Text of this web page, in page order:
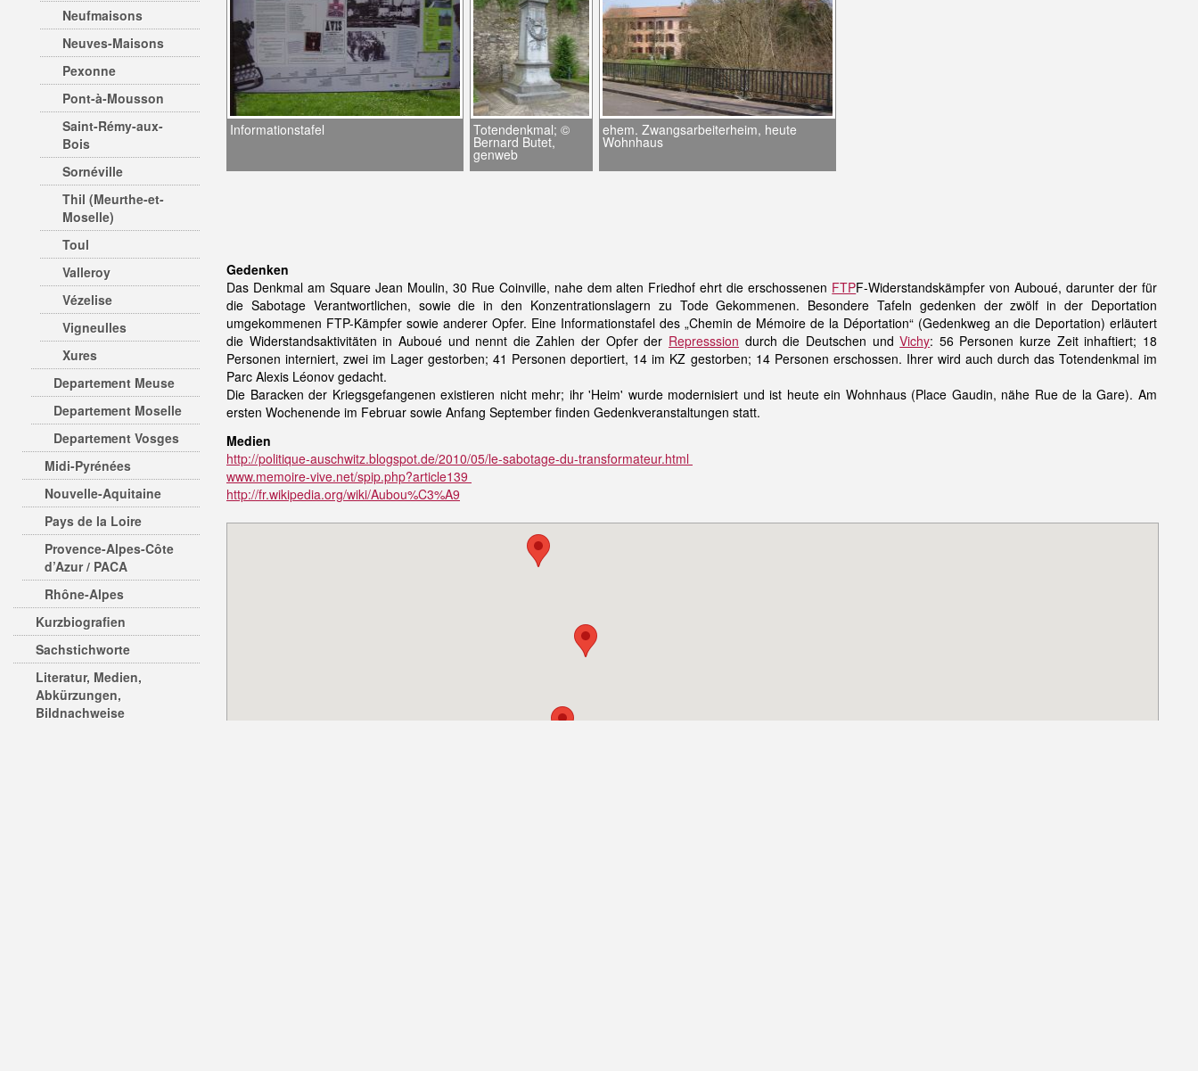
Neufmaisons
Neuves-Maisons
Pexonne
Pont-à-Mousson
Saint-Rémy-aux-
Bois
Sornéville
Thil (Meurthe-et-
Moselle)
Toul
Valleroy
Vézelise
Vigneulles
Xures
Departement Meuse
Departement Moselle
Departement Vosges
Midi-Pyrénées
Nouvelle-Aquitaine
Pays de la Loire
Provence-Alpes-Côte
d’Azur / PACA
Rhône-Alpes
Kurzbiografien
Sachstichworte
Literatur, Medien,
Abkürzungen,
Bildnachweise
Informationstafel Totendenkmal; ©
Bernard Butet,
genweb
ehem. Zwangsarbeiterheim, heute
Wohnhaus
Gedenken
Das Denkmal am Square Jean Moulin, 30 Rue Coinville, nahe dem alten Friedhof ehrt die erschossenen FTPF-Widerstandskämpfer von Auboué, darunter der für
die Sabotage Verantwortlichen, sowie die in den Konzentrationslagern zu Tode Gekommenen. Besondere Tafeln gedenken der zwölf in der Deportation
umgekommenen FTP-Kämpfer sowie anderer Opfer. Eine Informationstafel des „Chemin de Mémoire de la Déportation“ (Gedenkweg an die Deportation) erläutert
die Widerstandsaktivitäten in Auboué und nennt die Zahlen der Opfer der Represssion durch die Deutschen undVichy: 56 Personen kurze Zeit inhaftiert; 18
Personen interniert, zwei im Lager gestorben; 41 Personen deportiert, 14 im KZ gestorben; 14 Personen erschossen. Ihrer wird auch durch das Totendenkmal im
Parc Alexis Léonov gedacht.
Die Baracken der Kriegsgefangenen existieren nicht mehr; ihr 'Heim' wurde modernisiert und ist heute ein Wohnhaus (Place Gaudin, nähe Rue de la Gare). Am
ersten Wochenende im Februar sowie Anfang September finden Gedenkveranstaltungen statt.
Medien
http://politique-auschwitz.blogspot.de/2010/05/le-sabotage-du-transformateur.html
www.memoire-vive.net/spip.php?article139
http://fr.wikipedia.org/wiki/Aubou%C3%A9